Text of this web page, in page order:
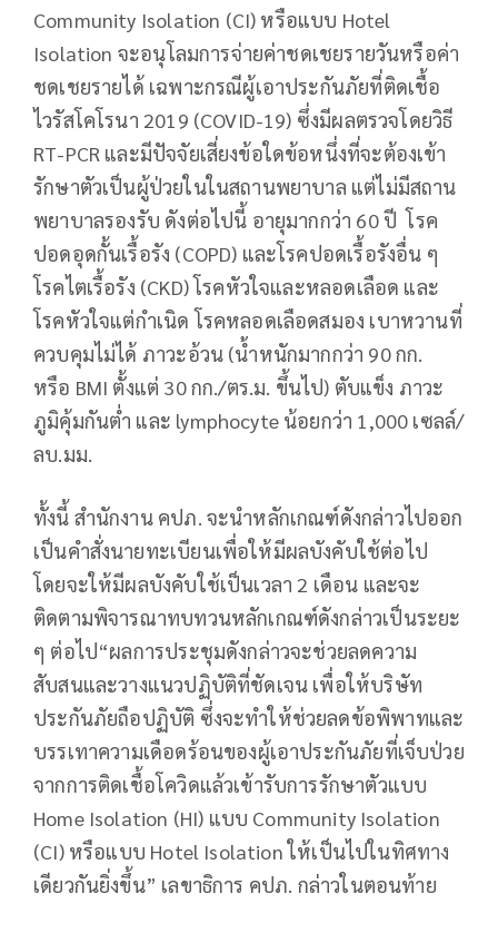
Community Isolation (CI) หรือแบบ Hotel
Isolation จะอนุโลมการจ่ายค่าชดเชยรายวันหรือค่า
ชดเชยรายได้ เฉพาะกรณีผู้เอาประกันภัยที่ติดเชื้อ
ไวรัสโคโรนา 2019 (COVID-19) ซึ่งมีผลตรวจโดยวิธี
RT-PCR และมีปัจจัยเสี่ยงข้อใดข้อหนึ่งที่จะต้องเข้า
รักษาตัวเป็นผู้ป่วยในในสถานพยาบาล แต่ไม่มีสถาน
พยาบาลรองรับ ดังต่อไปนี้ อายุมากกว่า 60 ปี โรค
ปอดอุดกั้นเรื้อรัง (COPD) และโรคปอดเรื้อรังอื่น ๆ
โรคไตเรื้อรัง (CKD) โรคหัวใจและหลอดเลือด และ
โรคหัวใจแต่กำเนิด โรคหลอดเลือดสมอง เบาหวานที่
ควบคุมไม่ได้ ภาวะอ้วน (น้ำหนักมากกว่า 90 กก.
หรือ BMI ตั้งแต่ 30 กก./ตร.ม. ขึ้นไป) ตับแข็ง ภาวะ
ภูมิคุ้มกันต่ำ และ lymphocyte น้อยกว่า 1,000 เซลล์/
ลบ.มม.
ทั้งนี้ สำนักงาน คปภ. จะนำหลักเกณฑ์ดังกล่าวไปออก
เป็นคำสั่งนายทะเบียนเพื่อให้มีผลบังคับใช้ต่อไป
โดยจะให้มีผลบังคับใช้เป็นเวลา 2 เดือน และจะ
ติดตามพิจารณาทบทวนหลักเกณฑ์ดังกล่าวเป็นระยะ
ๆ ต่อไป“ผลการประชุมดังกล่าวจะช่วยลดความ
สับสนและวางแนวปฏิบัติที่ชัดเจน เพื่อให้บริษัท
ประกันภัยถือปฏิบัติ ซึ่งจะทำให้ช่วยลดข้อพิพาทและ
บรรเทาความเดือดร้อนของผู้เอาประกันภัยที่เจ็บป่วย
จากการติดเชื้อโควิดแล้วเข้ารับการรักษาตัวแบบ
Home Isolation (HI) แบบ Community Isolation
(CI) หรือแบบ Hotel Isolation ให้เป็นไปในทิศทาง
เดียวกันยิ่งขึ้น” เลขาธิการ คปภ. กล่าวในตอนท้าย